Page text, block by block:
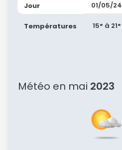
Jour
Températures
01/05/24
15° à 21°
Météo en mai 2023